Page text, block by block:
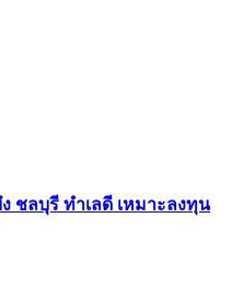
ชลบุรี ทำเลดี เหมาะลงทุน